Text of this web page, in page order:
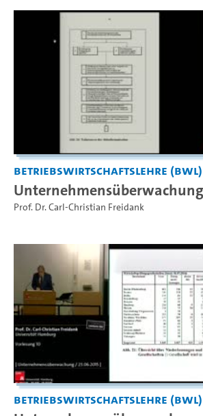
Betriebswirtschaftslehre (BWL)
Unternehmensüberwachung
Prof. Dr. Carl-Christian Freidank
Betriebswirtschaftslehre (BWL)